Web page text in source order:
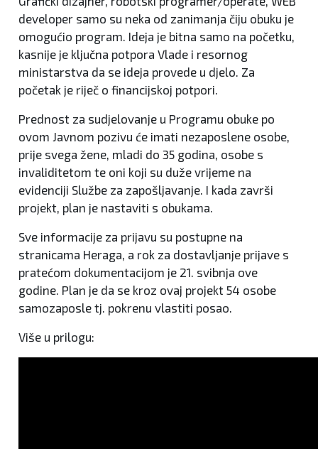
developer samo su neka od zanimanja čiju obuku je
omogućio program. Ideja je bitna samo na početku,
kasnije je ključna potpora Vlade i resornog
ministarstva da se ideja provede u djelo. Za
početak je riječ o financijskoj potpori.
Prednost za sudjelovanje u Programu obuke po
ovom Javnom pozivu će imati nezaposlene osobe,
prije svega žene, mladi do 35 godina, osobe s
invaliditetom te oni koji su duže vrijeme na
evidenciji Službe za zapošljavanje. I kada završi
projekt, plan je nastaviti s obukama.
Sve informacije za prijavu su postupne na
stranicama Heraga, a rok za dostavljanje prijave s
pratećom dokumentacijom je 21. svibnja ove
godine. Plan je da se kroz ovaj projekt 54 osobe
samozaposle tj. pokrenu vlastiti posao.
Više u prilogu: